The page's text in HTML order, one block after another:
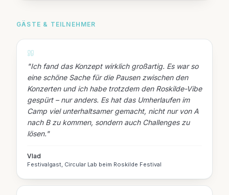
GÄSTE & TEILNEHMER
"Ich fand das Konzept wirklich großartig. Es war so
eine schöne Sache für die Pausen zwischen den
Konzerten und ich habe trotzdem den Roskilde-Vibe
gespürt – nur anders. Es hat das Umherlaufen im
Camp viel unterhaltsamer gemacht, nicht nur von A
nach B zu kommen, sondern auch Challenges zu
lösen."
Vlad
Festivalgast, Circular Lab beim Roskilde Festival